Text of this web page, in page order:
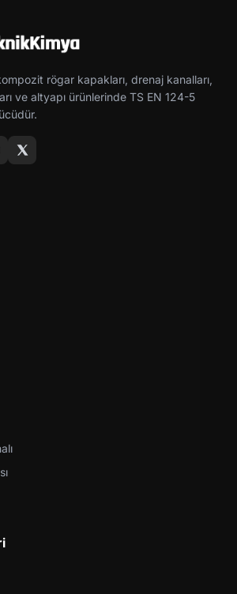
rögar kapakları, drenaj kanalları,
ve altyapı ürünlerinde TS EN 124-5